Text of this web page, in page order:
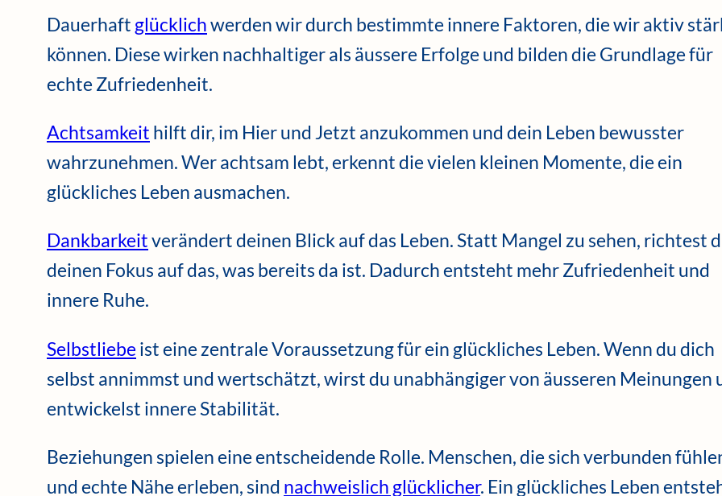
Dauerhaft glücklichwerden wir durch bestimmte innere Faktoren, die wir aktiv
können. Diese wirken nachhaltiger als äussere Erfolge und bilden die Grundlage für
echte Zufriedenheit.
Achtsamkeit hilft dir, im Hier und Jetzt anzukommen und dein Leben bewusster
wahrzunehmen. Wer achtsam lebt, erkennt die vielen kleinen Momente, die ein
glückliches Leben ausmachen.
Dankbarkeitverändert deinen Blick auf das Leben. Statt Mangel zu sehen, richtest
deinen Fokus auf das, was bereits da ist. Dadurch entsteht mehr Zufriedenheit und
innere Ruhe.
Selbstliebe ist eine zentrale Voraussetzung für ein glückliches Leben. Wenn du dich
selbst annimmst und wertschätzt, wirst du unabhängiger von äusseren Meinungen
entwickelst innere Stabilität.
Beziehungen spielen eine entscheidende Rolle. Menschen, die sich verbunden
und echte Nähe erleben, sind nachweislich glücklicher. Ein glückliches Leben